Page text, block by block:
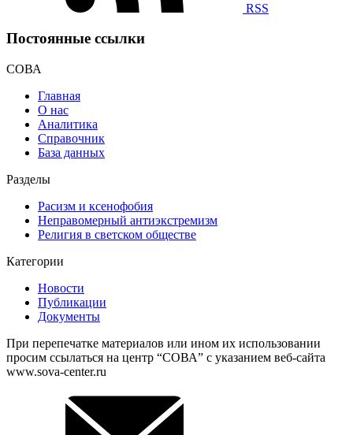
RSS
Постоянные ссылки
СОВА
Главная
О нас
Аналитика
Справочник
База данных
Разделы
Расизм и ксенофобия
Неправомерный антиэкстремизм
Религия в светском обществе
Категории
Новости
Публикации
Документы
При перепечатке материалов или ином их использовании
просим ссылаться на центр “СОВА” с указанием веб-сайта
www.sova-center.ru